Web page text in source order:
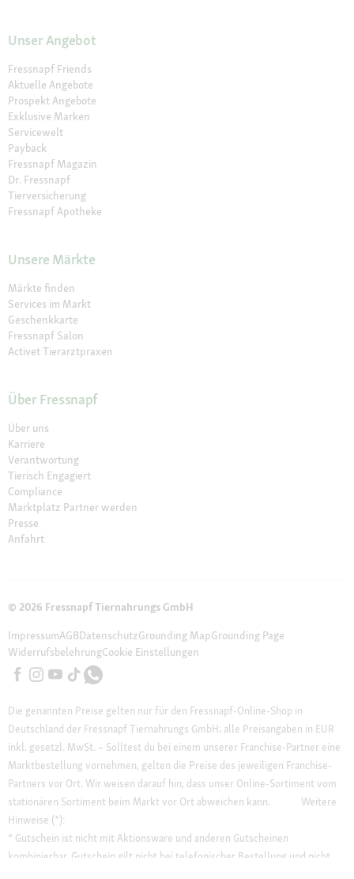
Unser Angebot
Fressnapf Friends
Aktuelle Angebote
Prospekt Angebote
Exklusive Marken
Servicewelt
Payback
Fressnapf Magazin
Dr. Fressnapf
Tierversicherung
Fressnapf Apotheke
Unsere Märkte
Märkte finden
Services im Markt
Geschenkkarte
Fressnapf Salon
Activet Tierarztpraxen
Über Fressnapf
Über uns
Karriere
Verantwortung
Tierisch Engagiert
Compliance
Marktplatz Partner werden
Presse
Anfahrt
© 2026 Fressnapf Tiernahrungs GmbH
ImpressumAGBDatenschutzGrounding MapGrounding Page
WiderrufsbelehrungCookie Einstellungen
Die genannten Preise gelten nur für den Fressnapf-Online-Shop in
Deutschland der Fressnapf Tiernahrungs GmbH; alle Preisangaben in EUR
inkl. gesetzl. MwSt. – Solltest du bei einem unserer Franchise-Partner eine
Marktbestellung vornehmen, gelten die Preise des jeweiligen Franchise-
Partners vor Ort. Wir weisen darauf hin, dass unser Online-Sortiment vom
stationären Sortiment beim Markt vor Ort abweichen kann.
Weitere
Hinweise (*):
* Gutschein ist nicht mit Aktionsware und anderen Gutscheinen
kombinierbar. Gutschein gilt nicht bei telefonischer Bestellung und nicht